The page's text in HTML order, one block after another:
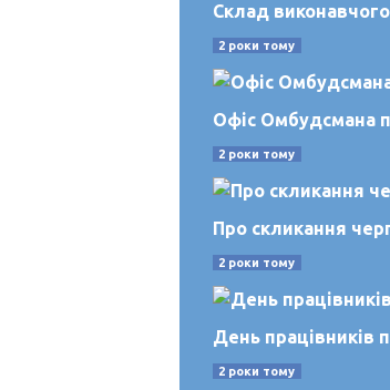
Склад
2 роки тому
Офіс Омбудсмана
2 роки тому
Про скликання
2 роки тому
День працівників
2 роки тому